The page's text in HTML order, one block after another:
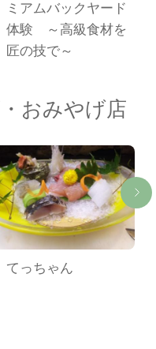
ミアムバックヤード
体験 ～高級食材を
匠の技で～
おみやげ店
てっちゃん